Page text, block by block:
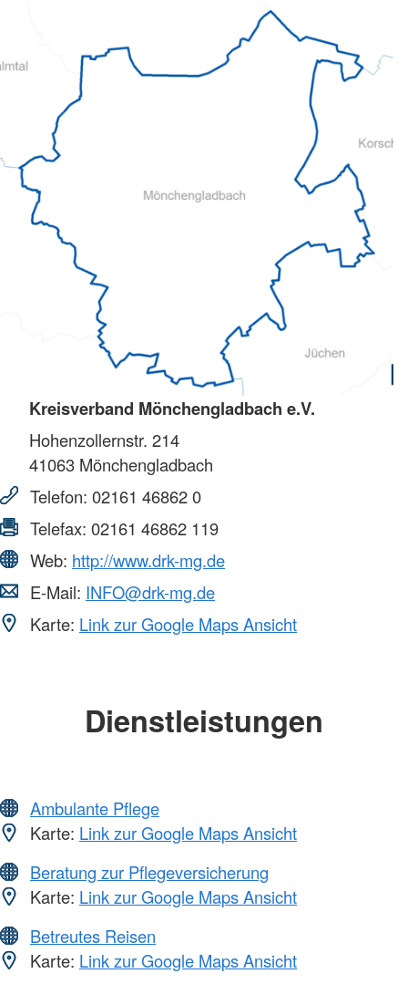
Kreisverband Mönchengladbach e.V.
Hohenzollernstr. 214
41063 Mönchengladbach
Telefon: 02161 46862 0
Telefax: 02161 46862 119
Web: http://www.drk-mg.de
E-Mail: INFO@drk-mg.de
Karte: Link zur Google Maps Ansicht
Dienstleistungen
Ambulante Pflege
Karte: Link zur Google Maps Ansicht
Beratung zur Pflegeversicherung
Karte: Link zur Google Maps Ansicht
Betreutes Reisen
Karte: Link zur Google Maps Ansicht